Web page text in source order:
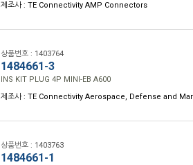
제조사 : TE Connectivity AMP Connectors
상품번호 : 1403764
1484661-3
INS KIT PLUG 4P MINI-EB A600
제조사 : TE Connectivity Aerospace, Defense and
상품번호 : 1403763
1484661-1